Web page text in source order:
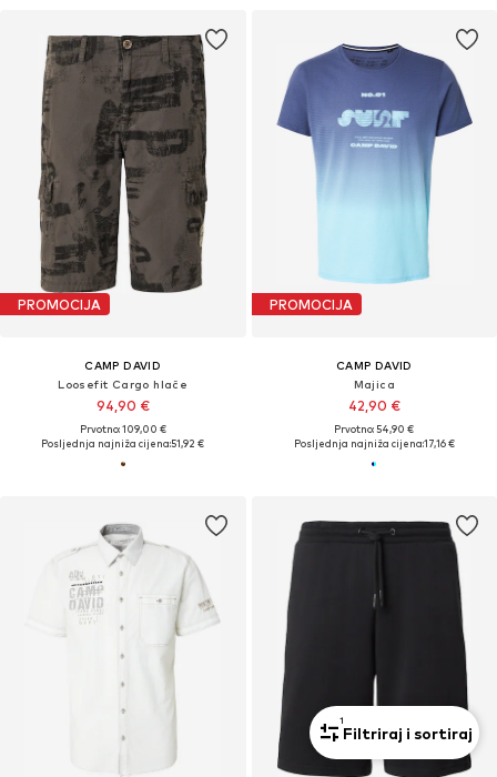
PROMOCIJA
CAMP DAVID
Loosefit Cargo hlače
94,90 €
Prvotno: 109,00 €
Posljednja najniža cijena:51,92 €
PROMOCIJA
CAMP DAVID
Majica
42,90 €
Prvotno: 54,90 €
Posljednja najniža cijena:17,16 €
1
Filtriraj i sortiraj